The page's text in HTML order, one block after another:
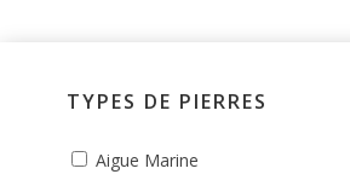
TYPES DE PIERRES
Aigue Marine